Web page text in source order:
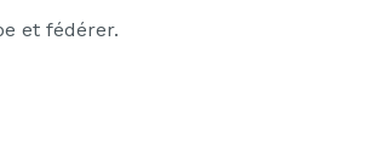
et fédérer.